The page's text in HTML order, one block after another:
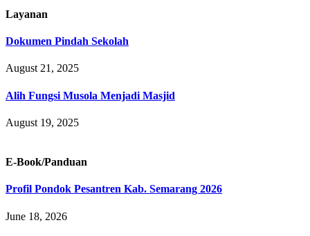
Layanan
Dokumen Pindah Sekolah
August 21, 2025
Alih Fungsi Musola Menjadi Masjid
August 19, 2025
E-Book/Panduan
Profil Pondok Pesantren Kab. Semarang 2026
June 18, 2026